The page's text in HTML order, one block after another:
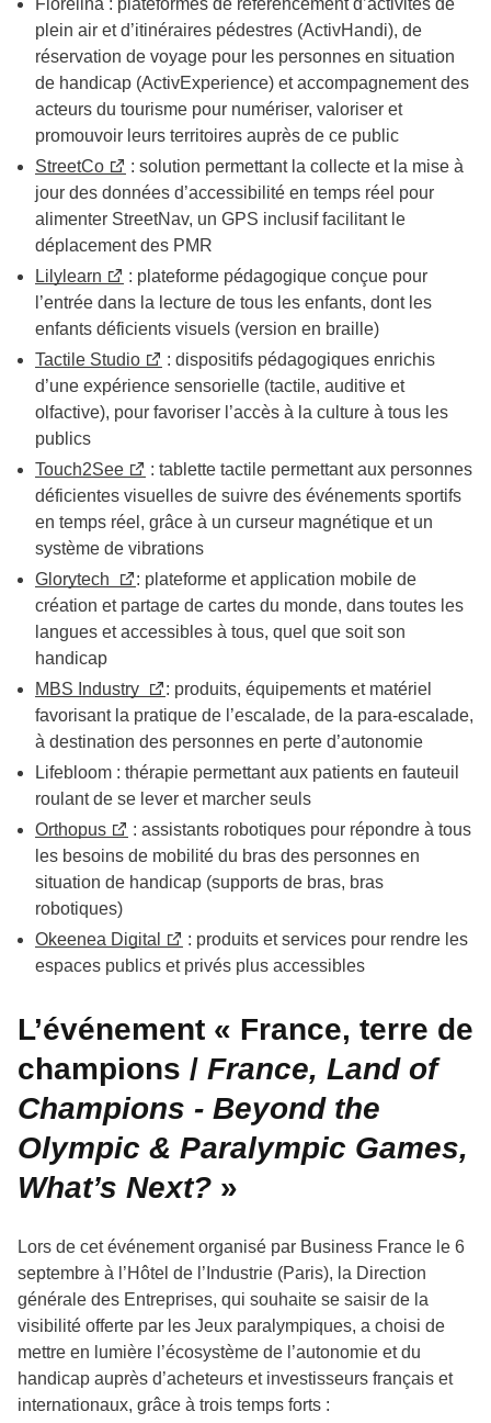
plein air et d’itinéraires pédestres (ActivHandi), de
réservation de voyage pour les personnes en situation
de handicap (ActivExperience) et accompagnement des
acteurs du tourisme pour numériser, valoriser et
promouvoir leurs territoires auprès de ce public
StreetCo
: solution permettant la collecte et la mise à
jour des données d’accessibilité en temps réel pour
alimenter StreetNav, un GPS inclusif facilitant le
déplacement des PMR
Lilylearn
: plateforme pédagogique conçue pour
l’entrée dans la lecture de tous les enfants, dont les
enfants déficients visuels (version en braille)
Tactile Studio
: dispositifs pédagogiques enrichis
d’une expérience sensorielle (tactile, auditive et
olfactive), pour favoriser l’accès à la culture à tous les
publics
Touch2See
: tablette tactile permettant aux personnes
déficientes visuelles de suivre des événements sportifs
en temps réel, grâce à un curseur magnétique et un
système de vibrations
Glorytech
: plateforme et application mobile de
création et partage de cartes du monde, dans toutes les
langues et accessibles à tous, quel que soit son
handicap
MBS Industry
: produits, équipements et matériel
favorisant la pratique de l’escalade, de la para-escalade,
à destination des personnes en perte d’autonomie
Lifebloom : thérapie permettant aux patients en fauteuil
roulant de se lever et marcher seuls
Orthopus
: assistants robotiques pour répondre à tous
les besoins de mobilité du bras des personnes en
situation de handicap (supports de bras, bras
robotiques)
Okeenea Digital
: produits et services pour rendre les
espaces publics et privés plus accessibles
L’événement « France, terre de
champions / France, Land of
Champions - Beyond the
Olympic & Paralympic Games,
What’s Next? »
Lors de cet événement organisé par Business France le 6
septembre à l’Hôtel de l’Industrie (Paris), la Direction
générale des Entreprises, qui souhaite se saisir de la
visibilité offerte par les Jeux paralympiques, a choisi de
mettre en lumière l’écosystème de l’autonomie et du
handicap auprès d’acheteurs et investisseurs français et
internationaux, grâce à trois temps forts :